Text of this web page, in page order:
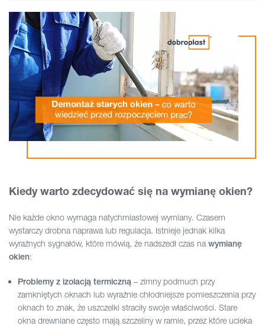
Kiedy warto zdecydować się na wymianę okien?
Nie każde okno wymaga natychmiastowej wymiany. Czasem
wystarczy drobna naprawa lub regulacja. Istnieje jednak kilka
wyraźnych sygnałów, które mówią, że nadszedł czas na wymianę
okien:
Problemy z izolacją termiczną – zimny podmuch przy
zamkniętych oknach lub wyraźnie chłodniejsze pomieszczenia przy
oknach to znak, że uszczelki straciły swoje właściwości. Stare
okna drewniane często mają szczeliny w ramie, przez które ucieka